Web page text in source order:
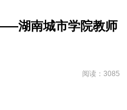
湖南城市学院教师
阅读：3085